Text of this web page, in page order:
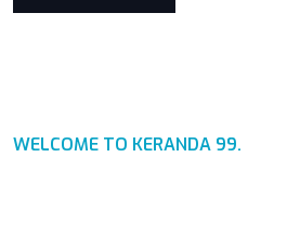
WELCOME TO KERANDA 99.